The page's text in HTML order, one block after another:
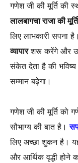
गणेश जी की मूर्ति की
लालबागचा राजा की
लिए लाभकारी सपना
व्यापारशरू करेंगे और
संकेत देता है की
सम्मान बढ़ेगा।
गणेश जी की मूर्ति को
सौभाग्य की बात है।
लिए अच्छा शुकन है।
और आर्थिक वृद्धी होने